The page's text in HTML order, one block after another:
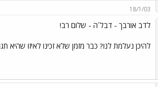
18/1/03
לדב אורבך - דבל´ה - שלום רב!
להיכן נעלמת לנו? כבר מזמן שלא זכינו לאיזו